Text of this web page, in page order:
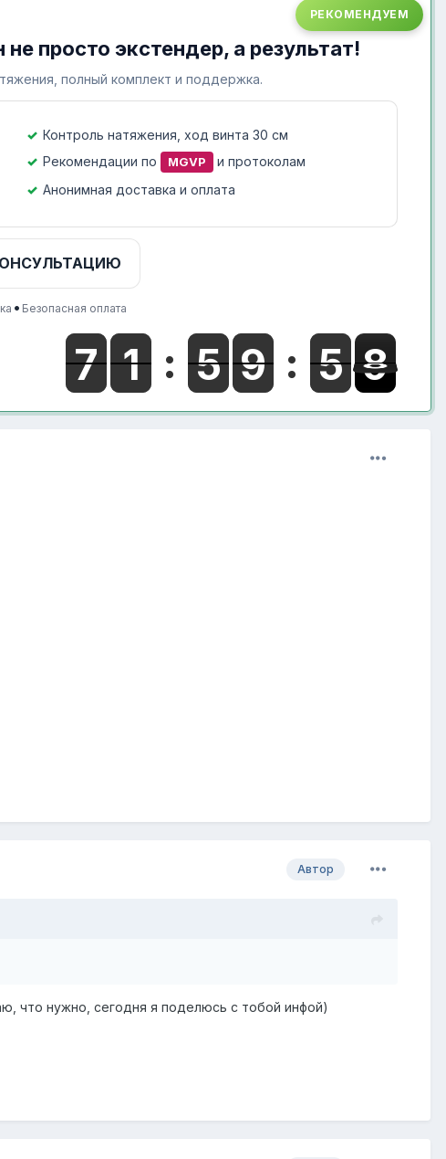
РЕКОМЕНДУЕМ
просто экстендер, а результат!
полный комплект и поддержка.
Контроль натяжения, ход винта 30 см
Рекомендации по MGVP
и протоколам
Анонимная доставка и оплата
• Безопасная оплата
Автор
что нужно, сегодня я поделюсь с тобой инфой)